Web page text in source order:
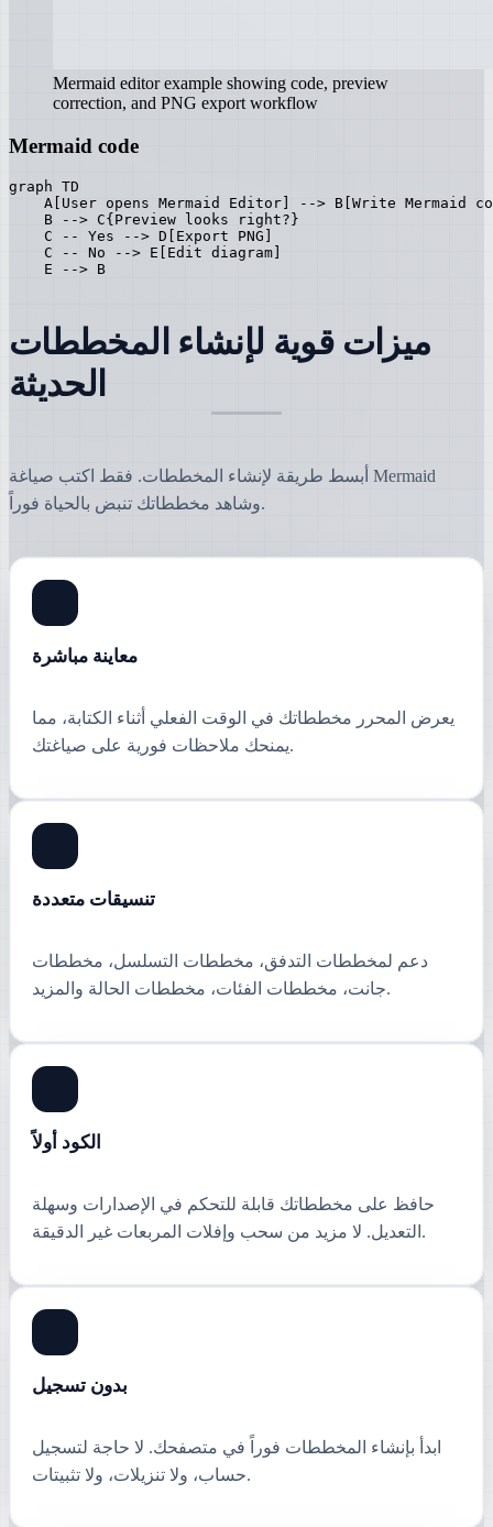
Mermaid editor example showing code, preview
correction, and PNG export workflow
Mermaid code
graph TD
A[User opens Mermaid Editor] --> B[Write Mermaid
    B --> C{Preview looks right?}
    C -- Yes --> D[Export PNG]
    C -- No --> E[Edit diagram]
    E --> B
ميزات قوية لإنشاء المخططات
الحديثة
أبسط طريقة لإنشاء المخططات. فقط اكتب صياغة Mermaid
وشاهد مخططاتك تنبض بالحياة فوراً.
معاينة مباشرة
يعرض المحرر مخططاتك في الوقت الفعلي أثناء الكتابة، مما
يمنحك ملاحظات فورية على صياغتك.
تنسيقات متعددة
دعم لمخططات التدفق، مخططات التسلسل، مخططات
جانت، مخططات الفئات، مخططات الحالة والمزيد.
الكود أولاً
حافظ على مخططاتك قابلة للتحكم في الإصدارات وسهلة
التعديل. لا مزيد من سحب وإفلات المربعات غير الدقيقة.
بدون تسجيل
ابدأ بإنشاء المخططات فوراً في متصفحك. لا حاجة لتسجيل
حساب، ولا تنزيلات، ولا تثبيتات.